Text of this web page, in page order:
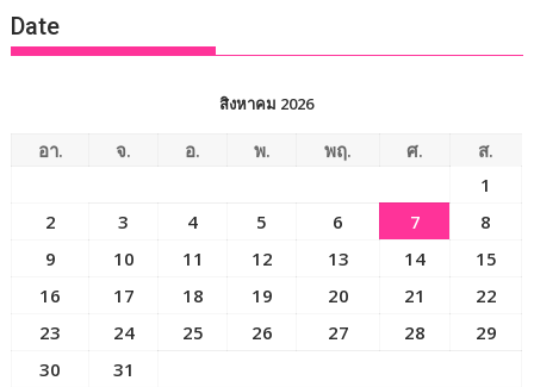
Date
สิงหาคม 2026
อา. จ. อ. พ. พฤ. ศ.
ส.
1
2
3 4 5 6 7
8
9
10 11 12 13 14
15
16
17 18 19 20 21
22
23
24 25 26 27 28
29
30
31